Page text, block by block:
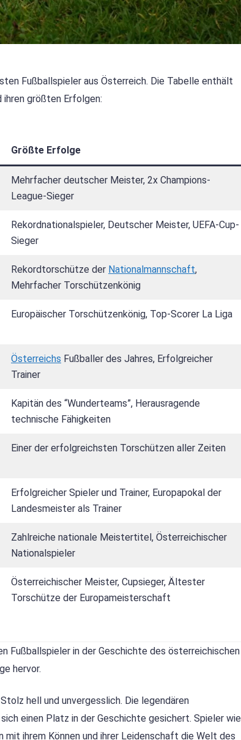
Fußballspieler aus Österreich. Die Tabelle enthält
ihren größten Erfolgen:
Größte Erfolge
Mehrfacher deutscher Meister, 2x Champions-
League-Sieger
Rekordnationalspieler, Deutscher Meister, UEFA-Cup-
Sieger
Rekordtorschütze der Nationalmannschaft,
Mehrfacher Torschützenkönig
Europäischer Torschützenkönig, Top-Scorer La Liga
Österreichs Fußballer des Jahres, Erfolgreicher
Trainer
Kapitän des “Wunderteams”, Herausragende
technische Fähigkeiten
Einer der erfolgreichsten Torschützen aller Zeiten
Erfolgreicher Spieler und Trainer, Europapokal der
Landesmeister als Trainer
Zahlreiche nationale Meistertitel, Österreichischer
Nationalspieler
Österreichischer Meister, Cupsieger, Ältester
Torschütze der Europameisterschaft
Fußballspieler in der Geschichte des österreichischen
hervor.
hell und unvergesslich. Die legendären
einen Platz in der Geschichte gesichert. Spieler wie
mit ihrem Können und ihrer Leidenschaft die Welt des